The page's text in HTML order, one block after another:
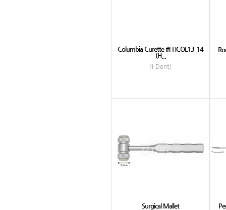
Columbia Curette #I-HCOL13-14
(H...
[I-Dent]
Surgical Mallet